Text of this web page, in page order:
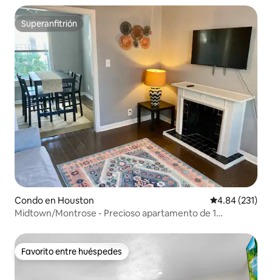
Superanfitrión
Superanfitrión
Condo en Houston Calificación
4.84 (231)
Midtown/Montrose - Precioso apartamento de 1
Favorito entre huéspedes
Favorito entre huéspedes